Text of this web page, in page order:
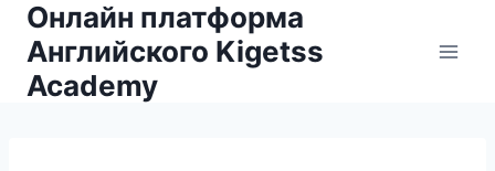
Онлайн платформа
Английского Kigetss
Academy